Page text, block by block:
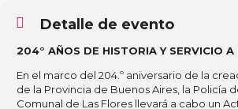
Detalle de evento
204° AÑOS DE HISTORIA Y SERVICIO A
En el marco del 204.º aniversario de la
de la Provincia de Buenos Aires, la Policía
Comunal de Las Flores llevará a cabo un